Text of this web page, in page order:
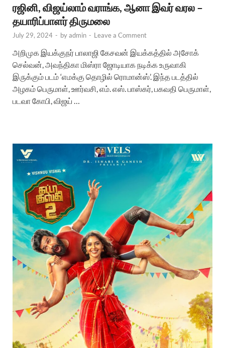
ரஜினி, விஜய்லாம் வராங்க, ஆனா இவர் வரல –
தயாரிப்பாளர் திருமலை
July 29, 2024 - byadmin - Leave a Comment
அறிமுக இயக்குநர் பாலாஜி கேசவன் இயக்கத்தில் அசோக்
செல்வன், அவந்திகா மிஸ்ரா ஜோடியாக நடிக்க உருவாகி
இருக்கும் படம் ‘எமக்கு தொழில் ரொமான்ஸ்’. இந்த படத்தில்
அழகம் பெருமாள், ஊர்வசி, எம். எஸ். பாஸ்கர், பகவதி பெருமாள்,
படவா கோபி, விஜய் …